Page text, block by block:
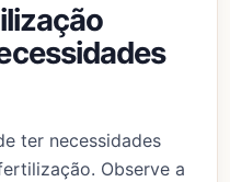
ter necessidades
Observe a